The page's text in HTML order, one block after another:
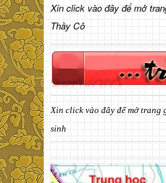
Xin click vào đây để mở
Thầy Cô
Xin click vào đây để mở trang
sinh